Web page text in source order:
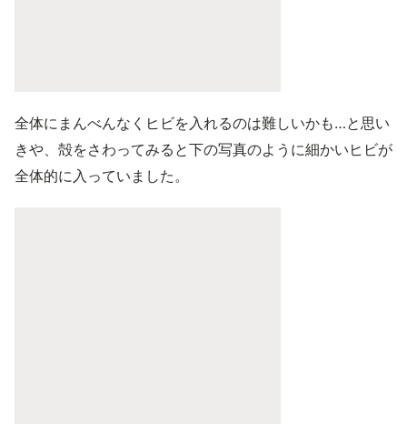
全体にまんべんなくヒビを入れるのは難しいかも…と思い
きや、殻をさわってみると下の写真のように細かいヒビが
全体的に入っていました。